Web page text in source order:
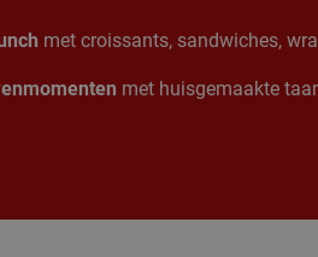
met croissants, sandwiches,
met huisgemaakte